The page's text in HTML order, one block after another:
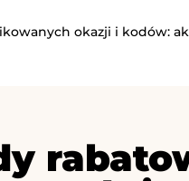
okazji i kodów: